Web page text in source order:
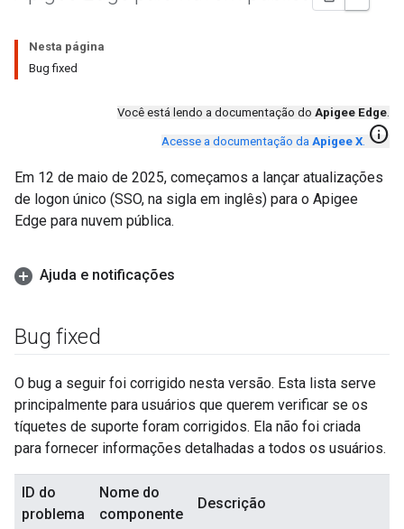
Nesta página
Bug fixed
Você está lendo a documentação do Apigee Edge.
Acesse a documentação da Apigee X. info
Em 12 de maio de 2025, começamos a lançar atualizações
de logon único (SSO, na sigla em inglês) para o Apigee
Edge para nuvem pública.
Ajuda e notificações
Bug fixed
O bug a seguir foi corrigido nesta versão. Esta lista serve
principalmente para usuários que querem verificar se os
tíquetes de suporte foram corrigidos. Ela não foi criada
para fornecer informações detalhadas a todos os usuários.
ID do
problema
Nome do
componente
Descrição